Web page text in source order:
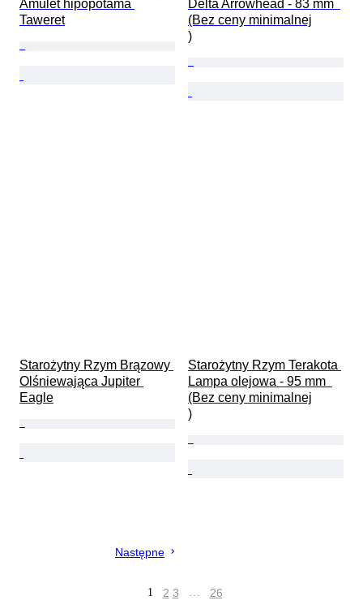
Amulet hipopotama
Taweret
Delta Arrowhead - 83 mm
(Bez ceny minimalnej
)
Starożytny Rzym Brązowy
Olśniewająca Jupiter
Eagle
Starożytny Rzym Terakota
Lampa olejowa - 95 mm
(Bez ceny minimalnej
)
Następne
1 2 3 … 26